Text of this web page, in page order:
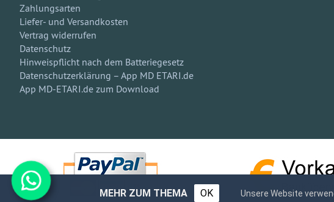
Zahlungsarten
Liefer- und Versandkosten
Vertrag widerrufen
Datenschutz
Hinweispflicht nach dem Batteriegesetz
Datenschutzerklärung – App MD ETARI.de
App MD-ETARI.de zum Download
MEHR ZUM THEMA OK Unsere Website